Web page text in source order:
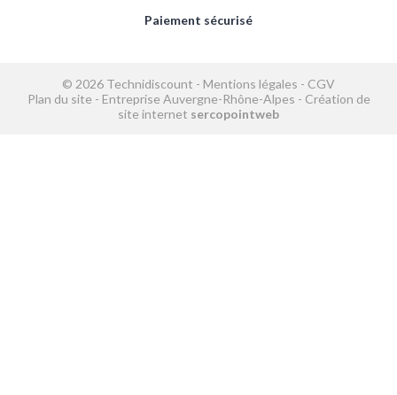
Paiement sécurisé
© 2026 Technidiscount - Mentions légales - CGV
Plan du site - Entreprise Auvergne-Rhône-Alpes - Création de
site internet sercopointweb